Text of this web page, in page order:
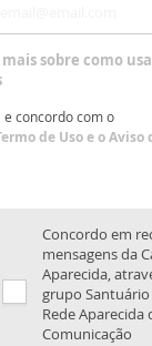
sobre como
e concordo com o
de Usoe oAviso
Concordo em
mensagens da
Aparecida,
grupo
Rede Aparecida
Comunicação